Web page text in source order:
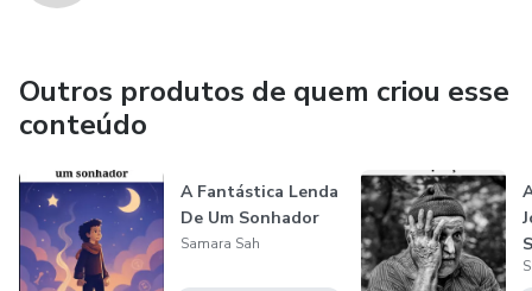
Outros produtos de quem criou esse
conteúdo
A Fantástica Lenda
De Um Sonhador
Samara Sah